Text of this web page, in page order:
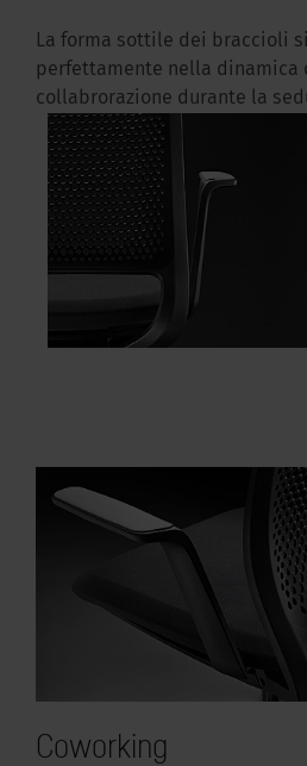
La forma sottile dei braccioli
perfettamente nella
collabrorazione durante la
Coworking